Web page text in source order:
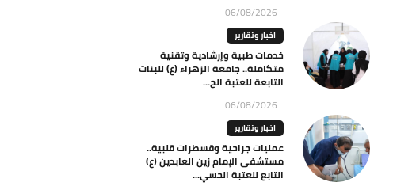
06/08/2026
اخبار وتقارير
خدمات طبية وإرشادية وتقنية
متكاملة.. جامعة الزهراء (ع) للبنات
التابعة للعتبة الح...
06/08/2026
اخبار وتقارير
عمليات جراحية وقسطرات قلبية..
مستشفى الإمام زين العابدين (ع)
التابع للعتبة الحسي...